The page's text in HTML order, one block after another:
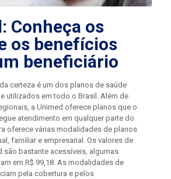
Conheça os
os benefícios
beneficiário
certeza é um dos planos de saúde
utilizados em todo o Brasil. Além de
a Unimed oferece planos que o
atendimento em qualquer parte do
oferece várias modalidades de planos
familiar e empresarial. Os valores de
são bastante acessíveis, algumas
em R$ 99,18. As modalidades de
pela cobertura e pelos